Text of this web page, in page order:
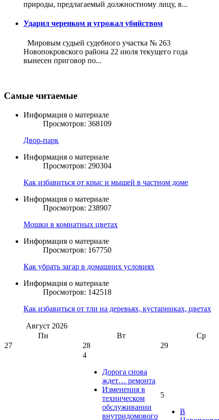
природы, предлагаемый должностному лицу, в...
Ударил черенком и угрожал убийством
Мировым судьей судебного участка № 263
Новопокровского района 22 июля текущего года
вынесен приговор по...
Самые читаемые
Информация о материале
Просмотров: 368109
Двор-парк
Информация о материале
Просмотров: 290304
Как избавиться от крыс и мышей в частном доме
Информация о материале
Просмотров: 238907
Мошки в комнатных цветах
Информация о материале
Просмотров: 167750
Как убрать загар в домашних условиях
Информация о материале
Просмотров: 142518
Как избавиться от тли на деревьях, кустарниках, цветах
Август 2026
Пн
Вт
Ср
27
28
29
4
Дорога снова
ждет… ремонта
Изменения в
техническом
обслуживании
внутридомового
5
В